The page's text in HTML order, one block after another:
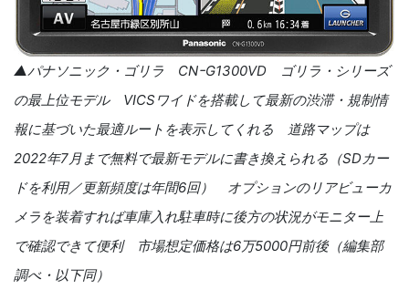
▲パナソニック・ゴリラ CNｰG1300VD ゴリラ・シリーズ
の最上位モデル VICSワイドを搭載して最新の渋滞・規制情
報に基づいた最適ルートを表示してくれる 道路マップは
2022年7月まで無料で最新モデルに書き換えられる（SDカー
ドを利用／更新頻度は年間6回） オプションのリアビューカ
メラを装着すれば車庫入れ駐車時に後方の状況がモニター上
で確認できて便利 市場想定価格は6万5000円前後（編集部
調べ・以下同）